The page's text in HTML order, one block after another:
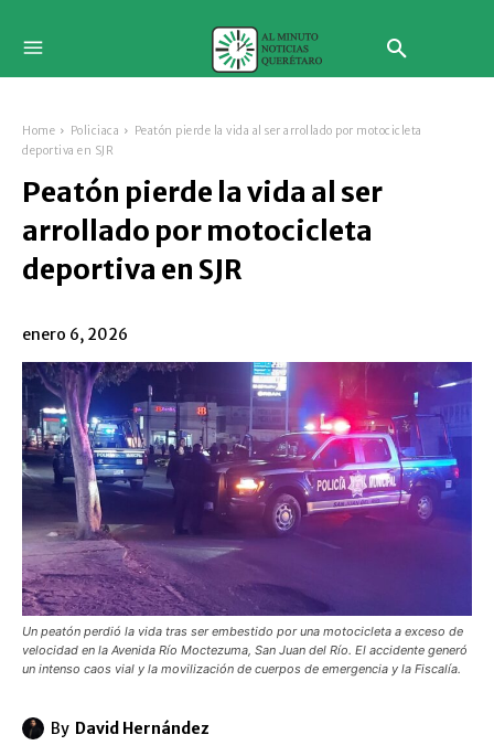
Home Policiaca
Peatón pierde la vida al ser arrollado por motocicleta
deportiva en SJR
Peatón pierde la vida al ser
arrollado por motocicleta
deportiva en SJR
enero 6, 2026
Un peatón perdió la vida tras ser embestido por una motocicleta a exceso de
velocidad en la Avenida Río Moctezuma, San Juan del Río. El accidente generó
un intenso caos vial y la movilización de cuerpos de emergencia y la Fiscalía.
By David Hernández